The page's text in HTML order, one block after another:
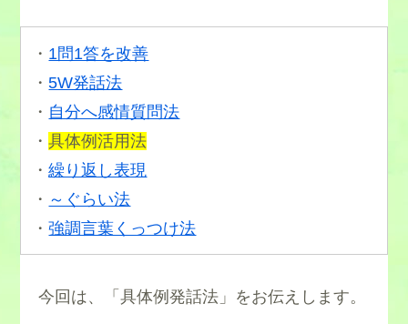
・ 1問1答を改善
・5W発話法
・ 自分へ感情質問法
・具体例活用法
・繰り返し表現
・ ～ぐらい法
・強調言葉くっつけ法
今回は、「具体例発話法」をお伝えします。